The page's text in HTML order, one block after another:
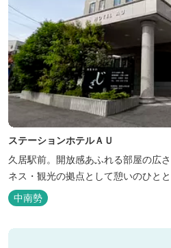
ステーションホテルＡＵ
久居駅前。開放感あふれる部屋の広
ネス・観光の拠点として憩いのひとと
中南勢